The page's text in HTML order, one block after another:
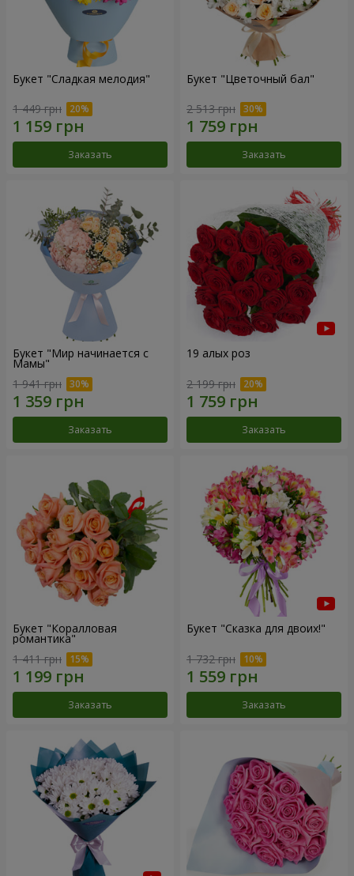
Букет "Сладкая мелодия"
1 449 грн
Заказать
Букет "Цветочный бал"
2 513 грн
Заказать
Букет "Мир начинается с
Мамы"
1 941 грн
Заказать
19 алых роз
2 199 грн
Заказать
Букет "Коралловая
романтика"
1 411 грн
Заказать
Букет "Сказка для двоих!"
1 732 грн
Заказать